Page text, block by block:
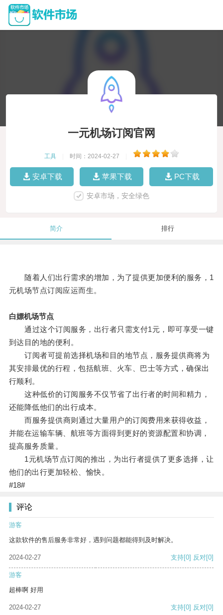
一元机场订阅官网
工具 时间：2024-02-27
安卓下载 苹果下载 PC下载
安卓市场，安全绿色
简介 排行
随着人们出行需求的增加，为了提供更加便利的服务，1
元机场节点订阅应运而生。
白嫖机场节点
通过这个订阅服务，出行者只需支付1元，即可享受一键
到达目的地的便利。
订阅者可提前选择机场和目的地节点，服务提供商将为
其安排最优的行程，包括航班、火车、巴士等方式，确保出
行顺利。
这种低价的订阅服务不仅节省了出行者的时间和精力，
还能降低他们的出行成本。
而服务提供商则通过大量用户的订阅费用来获得收益，
并能在运输车辆、航班等方面得到更好的资源配置和协调，
提高服务质量。
1元机场节点订阅的推出，为出行者提供了更多选择，让
他们的出行更加轻松、愉快。
#18#
评论
游客
这款软件的售后服务非常好，遇到问题都能得到及时解决。
2024-02-27 支持[0] 反对[0]
游客
超棒啊 好用
2024-02-27 支持[0] 反对[0]